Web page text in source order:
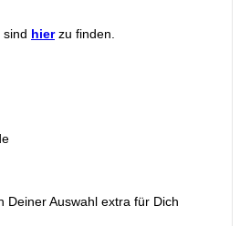
hierzu finden.
Deiner Auswahl extra für Dich